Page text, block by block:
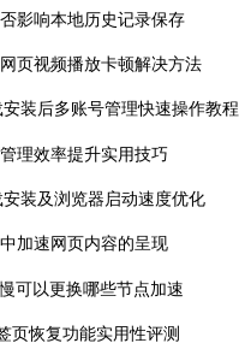
影响本地历史记录保存
页视频播放卡顿解决方法
安装后多账号管理快速操作教程
理效率提升实用技巧
安装及浏览器启动速度优化
加速网页内容的呈现
可以更换哪些节点加速
页恢复功能实用性评测